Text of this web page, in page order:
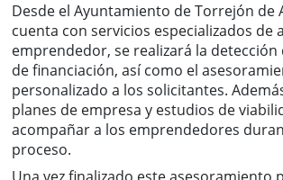
Desde el Ayuntamiento de Torrejón de
cuenta con servicios especializados de
emprendedor, se realizará la detección
de financiación, así como el
personalizado a los solicitantes.
planes de empresa y estudios de
acompañar a los emprendedores
proceso.